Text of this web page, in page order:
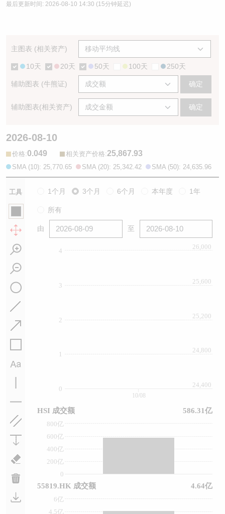
最后更新时间: 2026-08-10 14:30 (15分钟延迟)
主图表 (相关资产)
10天 20天 50天 100天 250天
辅助图表 (牛熊证) 确定
辅助图表(相关资产) 确定
2026-08-10
价格:0.049 相关资产价格:25,867.93
SMA (10): 25,770.65 SMA (20): 25,342.42 SMA (50): 24,635.96
工具 1个月 3个月 6个月 本年度 1年
所有
由 至
0
1
2
3
4
24,400
24,800
25,200
25,600
26,000
0
200亿
400亿
600亿
800亿
4.5亿
6亿
10/08
HSI 成交额 586.31亿
55819.HK 成交额 4.64亿